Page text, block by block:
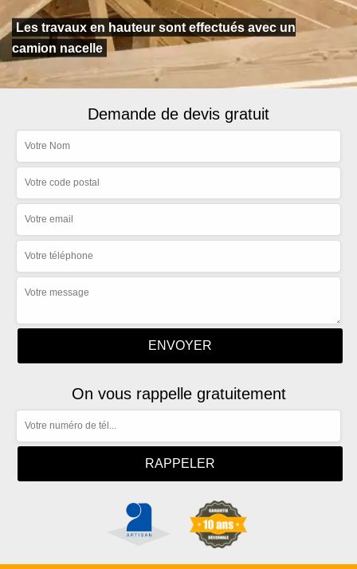
Les travaux en hauteur sont effectués avec un
camion nacelle
Demande de devis gratuit
On vous rappelle gratuitement